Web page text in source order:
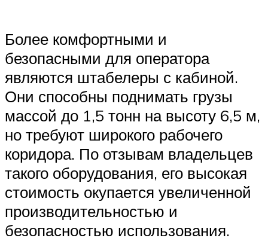
Более комфортными и
безопасными для оператора
являются штабелеры с кабиной.
Они способны поднимать грузы
массой до 1,5 тонн на высоту 6,5 м,
но требуют широкого рабочего
коридора. По отзывам владельцев
такого оборудования, его высокая
стоимость окупается увеличенной
производительностью и
безопасностью использования.